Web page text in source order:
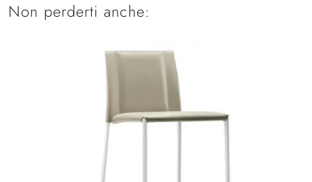
Non perderti anche: